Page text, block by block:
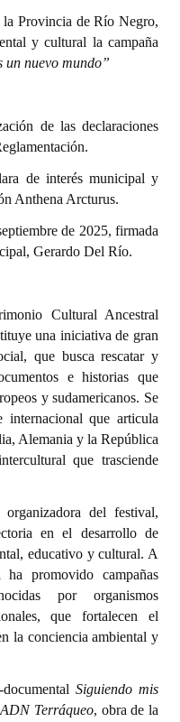
la Provincia de Río Negro,
y cultural la campaña
un nuevo mundo”
de las declaraciones
de interés municipal y
Anthena Arcturus.
de 2025, firmada
Gerardo Del Río.
Cultural Ancestral
una iniciativa de gran
que busca rescatar y
e historias que
y sudamericanos. Se
internacional que articula
Alemania y la República
que trasciende
del festival,
en el desarrollo de
educativo y cultural. A
promovido campañas
por organismos
que fortalecen el
la conciencia ambiental y
documentalSiguiendo mis
Terráqueo, obra de la